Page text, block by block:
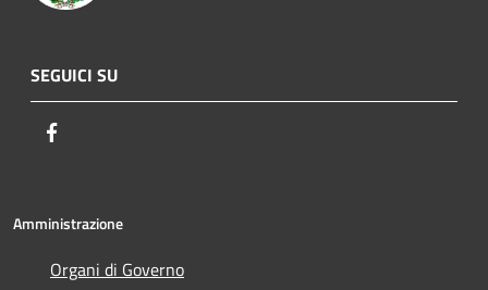
SEGUICI SU
Amministrazione
Organi di Governo